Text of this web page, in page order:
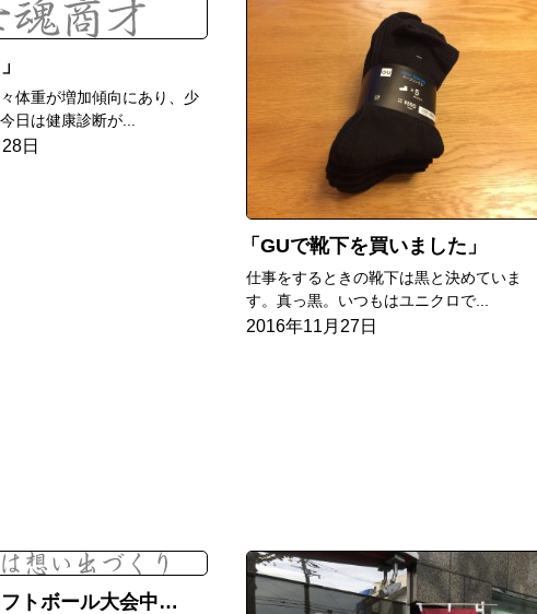
体重が増加傾向にあり、少
日は健康診断が...
日
GUで靴下を買いました
仕事をするときの靴下は黒と決めていま
す。真っ黒。いつもはユニクロで...
2016年11月27日
トボール大会中止